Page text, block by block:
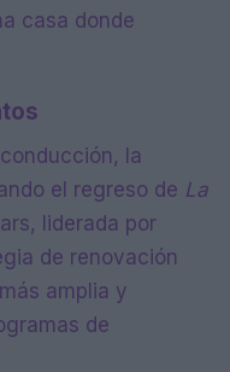
casa donde
la
el regreso de La
liderada por
de renovación
amplia y
de